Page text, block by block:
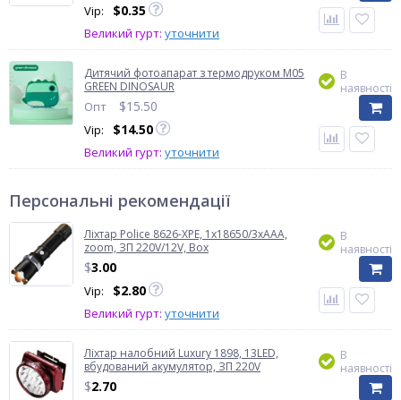
Vip: $0.35
Великий гурт: уточнити
Дитячий фотоапарат з термодруком M05
GREEN DINOSAUR
Опт $15.50
Vip: $14.50
Великий гурт: уточнити
В
наявності
Персональні рекомендації
Ліхтар Police 8626-XPE, 1х18650/3xAAA,
zoom, ЗП 220V/12V, Box
$3.00
Vip: $2.80
Великий гурт: уточнити
В
наявності
Ліхтар налобний Luxury 1898, 13LED,
вбудований акумулятор, ЗП 220V
$2.70
В
наявності